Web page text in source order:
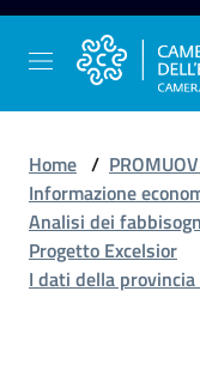
Vai al contenuto
Vai alla navigazione
Vai al footer
La
Camera
Home /
Informazione
Analisi dei
Progetto Excelsior
I dati della